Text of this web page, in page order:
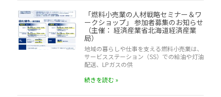
「燃料小売業の人材戦略セミナー＆ワ
ークショップ」 参加者募集のお知らせ
（主催： 経済産業省北海道経済産業
局）
地域の暮らしや仕事を支える燃料小売業は、
サービスステーション（SS）での給油や灯油
配送、LPガスの供
続きを読む »